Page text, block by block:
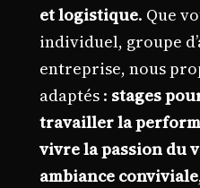
et logistique. Que
individuel, groupe
entreprise, nous
adaptés : stages
travailler la
vivre la passion du
ambiance conviviale